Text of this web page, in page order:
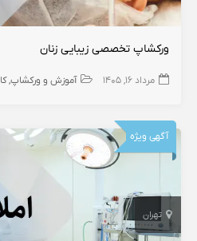
ورکشاپ تخصصی زیبایی زنان
مرداد ۱۶, ۱۴۰۵ آموزش و ورکشاپ
آگهی ویژه
تهران